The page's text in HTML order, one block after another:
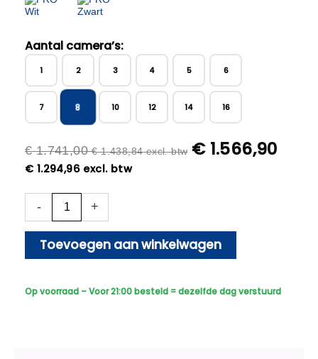
Aantal camera’s:
1 2 3 4 5 6
7 8 10 12 14 16
€1.741,00 €1.438,84excl. btw €1.566,90
€1.294,96 excl. btw
-
Beveiligingscamera
Bedraad
Sony
Dome
+
Toevoegen aan winkelwagen
Op voorraad – Voor 21:00 besteld = dezelfde dag verstuurd